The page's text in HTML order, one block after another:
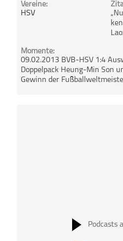
Vereine:
HSV
Momente:
09.02.2013 BVB-HSV 1:4
Doppelpack Heung-Min Son
Gewinn der
Podcasts